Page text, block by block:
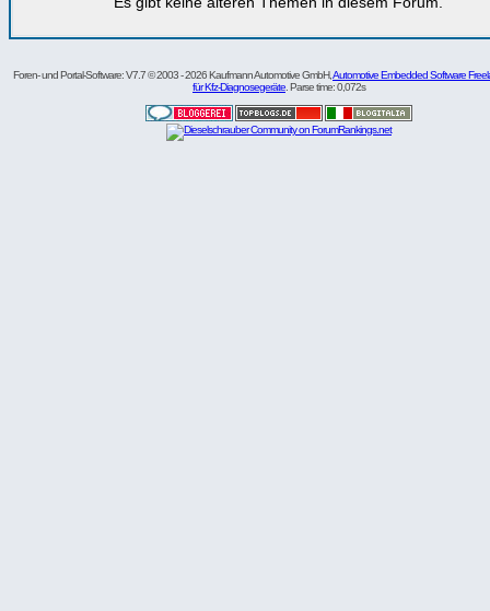
Foren- und Portal-Software: V7.7 © 2003 - 2026 Kaufmann Automotive GmbH,Automotive Embedded Software
für Kfz-Diagnosegeräte . Parse time: 0,072s